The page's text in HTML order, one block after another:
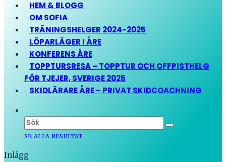
HEM & BLOGG
OM SOFIA
TRÄNINGSHELGER 2024-2025
LÖPARLÄGER I ÅRE
KONFERENS ÅRE
TOPPTURSRESA – TOPPTUR OCH OFFPISTHELG
FÖR TJEJER, SVERIGE 2025
SKIDLÄRARE ÅRE – PRIVAT SKIDCOACHNING
SE ALLA RESULTAT
Inlägg